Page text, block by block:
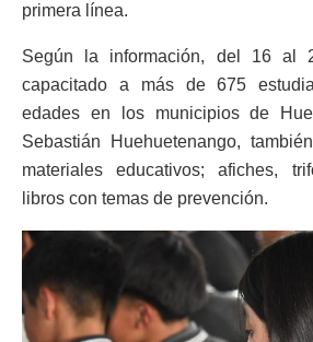
primera línea.
Según la información, del 16 al
capacitado a más de 675
edades en los municipios de
Sebastián Huehuetenango,
materiales educativos; afiches,
libros con temas de prevención.